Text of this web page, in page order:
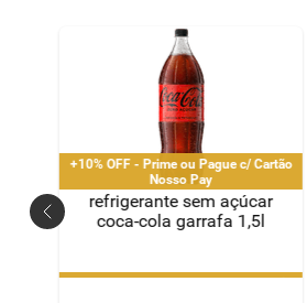
+10% OFF - Prime ou Pague c/ Cartão
Nosso Pay
refrigerante sem açúcar
coca-cola garrafa 1,5l
+10% OFF - Prime ou Pague c/ Cartão